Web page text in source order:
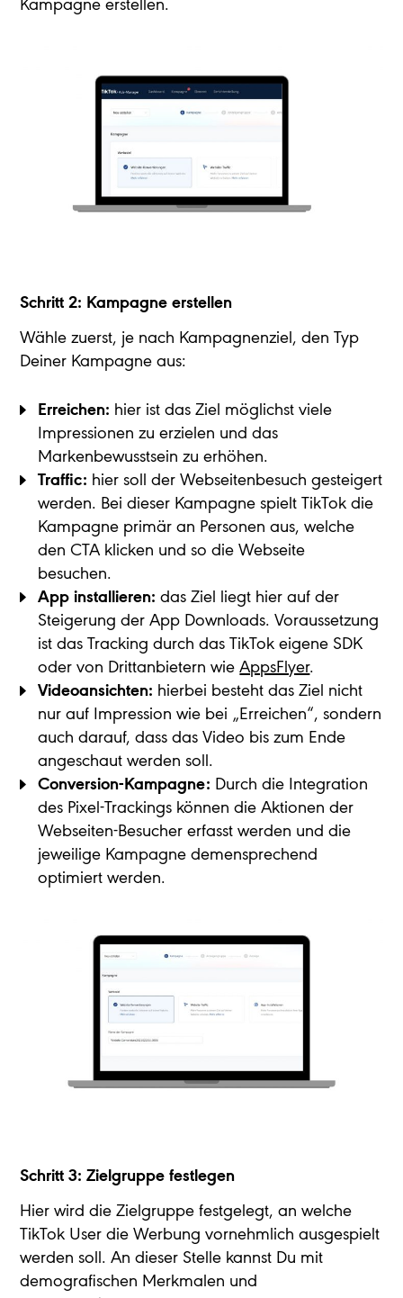
Kampagne erstellen.
Schritt 2: Kampagne erstellen
Wähle zuerst, je nach Kampagnenziel, den Typ
Deiner Kampagne aus:
Erreichen: hier ist das Ziel möglichst viele
Impressionen zu erzielen und das
Markenbewusstsein zu erhöhen.
Traffic: hier soll der Webseitenbesuch gesteigert
werden. Bei dieser Kampagne spielt TikTok die
Kampagne primär an Personen aus, welche
den CTA klicken und so die Webseite
besuchen.
App installieren: das Ziel liegt hier auf der
Steigerung der App Downloads. Voraussetzung
ist das Tracking durch das TikTok eigene SDK
oder von Drittanbietern wieAppsFlyer.
Videoansichten: hierbei besteht das Ziel nicht
nur auf Impression wie bei „Erreichen“, sondern
auch darauf, dass das Video bis zum Ende
angeschaut werden soll.
Conversion-Kampagne: Durch die Integration
des Pixel-Trackings können die Aktionen der
Webseiten-Besucher erfasst werden und die
jeweilige Kampagne demensprechend
optimiert werden.
Schritt 3:Zielgruppe festlegen
Hier wird die Zielgruppe festgelegt, an welche
TikTok User die Werbung vornehmlich ausgespielt
werden soll. An dieser Stelle kannst Du mit
demografischen Merkmalen und